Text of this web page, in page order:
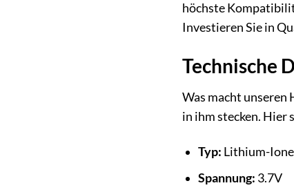
höchste
Investieren Sie in
Technische
Was macht unseren
in ihm stecken. Hier
Typ: Lithium-
Spannung: 3.7V